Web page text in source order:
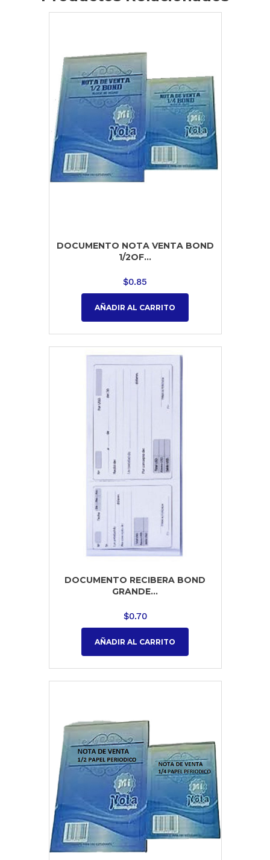
DOCUMENTO NOTA VENTA BOND
1/2OF...
$0.85
AÑADIR AL CARRITO
DOCUMENTO RECIBERA BOND
GRANDE...
$0.70
AÑADIR AL CARRITO